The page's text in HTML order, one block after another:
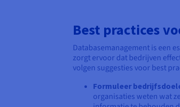
Best practices
Databasemanagement is een
zorgt ervoor dat bedrijven
volgen suggesties voor best
Formuleer
organisaties weten wat